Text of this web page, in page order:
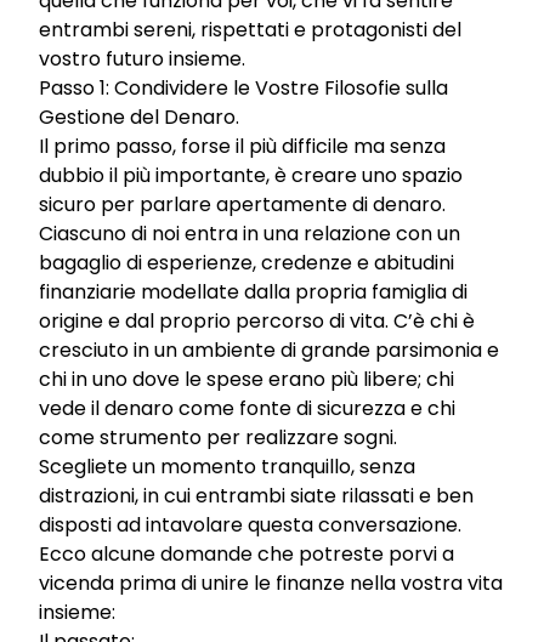
entrambi sereni, rispettati e protagonisti del
vostro futuro insieme.
Passo 1: Condividere le Vostre Filosofie sulla
Gestione del Denaro.
Il primo passo, forse il più difficile ma senza
dubbio il più importante, è creare uno spazio
sicuro per parlare apertamente di denaro.
Ciascuno di noi entra in una relazione con un
bagaglio di esperienze, credenze e abitudini
finanziarie modellate dalla propria famiglia di
origine e dal proprio percorso di vita. C’è chi è
cresciuto in un ambiente di grande parsimonia e
chi in uno dove le spese erano più libere; chi
vede il denaro come fonte di sicurezza e chi
come strumento per realizzare sogni.
Scegliete un momento tranquillo, senza
distrazioni, in cui entrambi siate rilassati e ben
disposti ad intavolare questa conversazione.
Ecco alcune domande che potreste porvi a
vicenda prima di unire le finanze nella vostra vita
insieme: